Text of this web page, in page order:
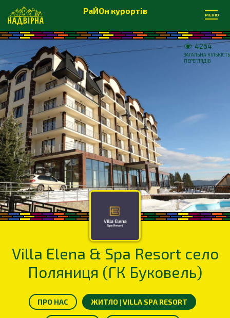
РаЙОн курортів МЕНЮ
Villa Elena & Spa Resort село
Поляниця (ГК Буковель)
4264
ЗАГАЛЬНА КІЛЬКІСТЬ
ПЕРЕГЛЯДІВ
ПРО НАС ЖИТЛО | VILLA SPA RESORT